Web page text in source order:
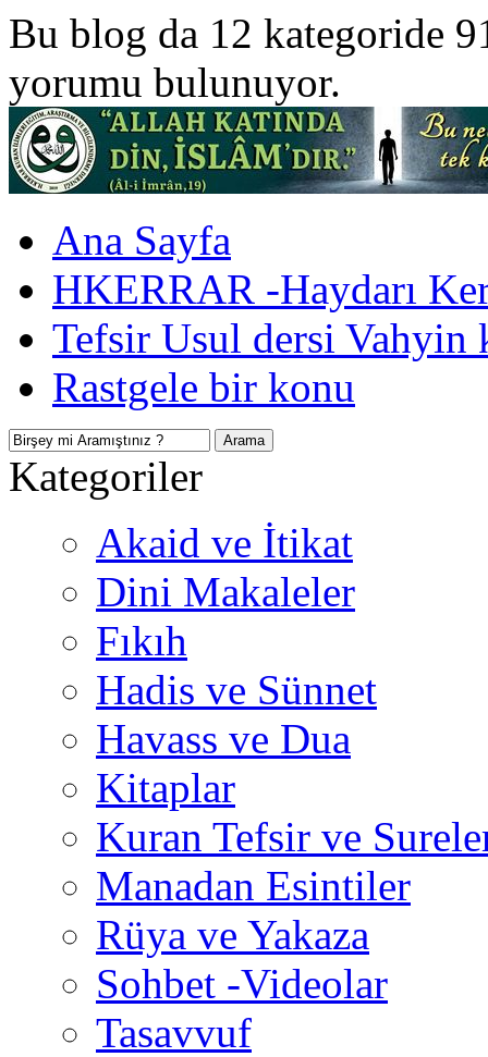
Bu blog da 12 kategoride
yorumu bulunuyor.
Ana Sayfa
HKERRAR -Haydarı
Tefsir Usul dersi Vahyin
Rastgele bir konu
Kategoriler
Akaid ve İtikat
Dini Makaleler
Fıkıh
Hadis ve Sünnet
Havass ve Dua
Kitaplar
Kuran Tefsir ve
Manadan Esintiler
Rüya ve Yakaza
Sohbet -Videolar
Tasavvuf